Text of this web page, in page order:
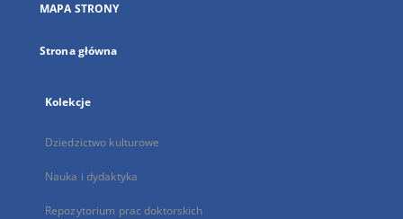
karcie
MAPA STRONY
Strona główna
Kolekcje
Dziedzictwo kulturowe
Nauka i dydaktyka
Repozytorium prac doktorskich